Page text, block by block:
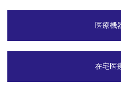
医療機
在宅医